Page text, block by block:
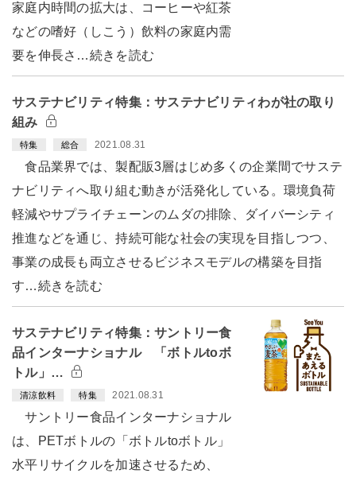
家庭内時間の拡大は、コーヒーや紅茶
などの嗜好（しこう）飲料の家庭内需
要を伸長さ…続きを読む
サステナビリティ特集：サステナビリティわが社の取り
組み
特集 総合 2021.08.31
食品業界では、製配販3層はじめ多くの企業間でサステ
ナビリティへ取り組む動きが活発化している。環境負荷
軽減やサプライチェーンのムダの排除、ダイバーシティ
推進などを通じ、持続可能な社会の実現を目指しつつ、
事業の成長も両立させるビジネスモデルの構築を目指
す…続きを読む
サステナビリティ特集：サントリー食
品インターナショナル 「ボトルtoボ
トル」…
清涼飲料 特集 2021.08.31
サントリー食品インターナショナル
は、PETボトルの「ボトルtoボトル」
水平リサイクルを加速させるため、